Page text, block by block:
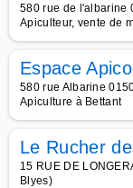
580 rue de l'albarine
Apiculteur, vente de
Espace
580 rue Albarine
Apiculture à Bettant
Le Rucher
15 RUE DE
Blyes)